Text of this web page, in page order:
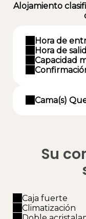
Alojamiento
Hora de
Hora de
Capacidad
Cama(s)
Su
Caja fuerte
Climatización